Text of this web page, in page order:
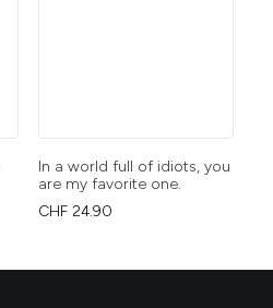
In a world full of idiots, you
are my favorite one.
CHF 24.90